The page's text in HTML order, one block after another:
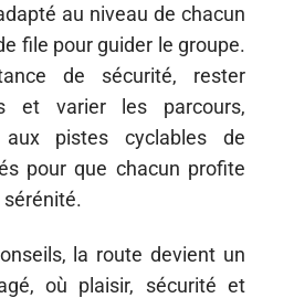
au niveau de chacun
file pour guider le groupe.
de sécurité, rester
et varier les parcours,
pistes cyclables de
pour que chacun profite
la route devient un
où plaisir, sécurité et